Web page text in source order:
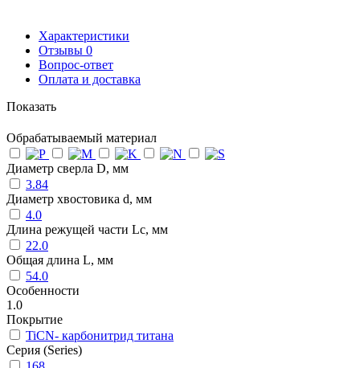
Характеристики
Отзывы 0
Вопрос-ответ
Оплата и доставка
Показать
Обрабатываемый материал
Диаметр сверла D, мм
3.84
Диаметр хвостовика d, мм
4.0
Длина режущей части Lc, мм
22.0
Общая длина L, мм
54.0
Особенности
1.0
Покрытие
TiCN- карбонитрид титана
Серия (Series)